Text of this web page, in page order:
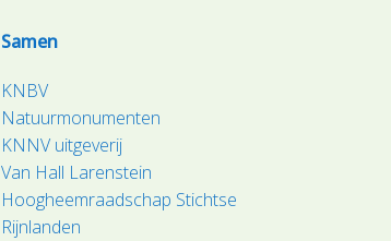
Samen
KNBV
Natuurmonumenten
KNNV uitgeverij
Van Hall Larenstein
Hoogheemraadschap Stichtse
Rijnlanden